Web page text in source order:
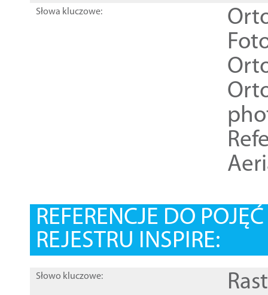
Słowa kluczowe:
REFERENCJE DO
REJESTRU INSPIRE:
Słowo kluczowe: